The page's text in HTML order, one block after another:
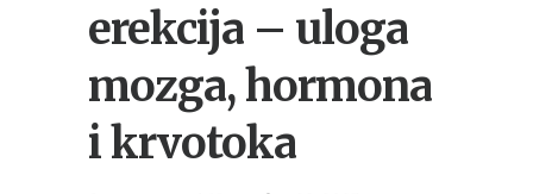
erekcija – uloga
mozga, hormona
i krvotoka